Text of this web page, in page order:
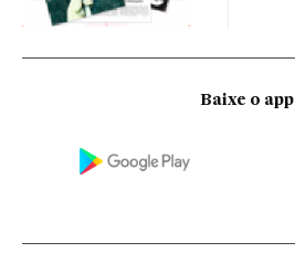
Baixe o app